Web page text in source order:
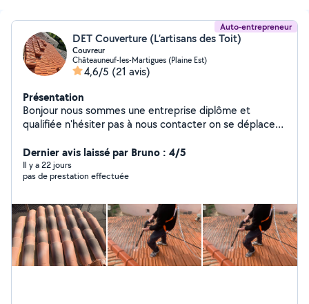
Auto-entrepreneur
DET Couverture (L’artisans des Toit)
Couvreur
Châteauneuf-les-Martigues (Plaine Est)
4,6/5 (21 avis)
Présentation
Bonjour nous sommes une entreprise diplôme et
qualifiée n'hésiter pas à nous contacter on se déplace
Devis GRATUIT Entreprise père & fils
Dernier avis laissé par Bruno : 4/5
Il y a 22 jours
pas de prestation effectuée